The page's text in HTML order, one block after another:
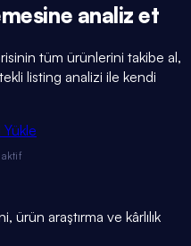
analiz et
tüm ürünlerini takibe al,
listing analizi ile kendi
aktif
ürün araştırma ve kârlılık